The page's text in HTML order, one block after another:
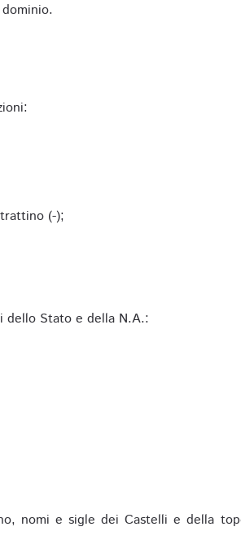
(-);
Stato e della N.A.:
nomi e sigle dei Castelli e della